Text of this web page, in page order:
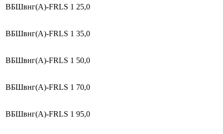
ВБШвнг(А)-FRLS 1 25,0
ВБШвнг(А)-FRLS 1 35,0
ВБШвнг(А)-FRLS 1 50,0
ВБШвнг(А)-FRLS 1 70,0
ВБШвнг(А)-FRLS 1 95,0